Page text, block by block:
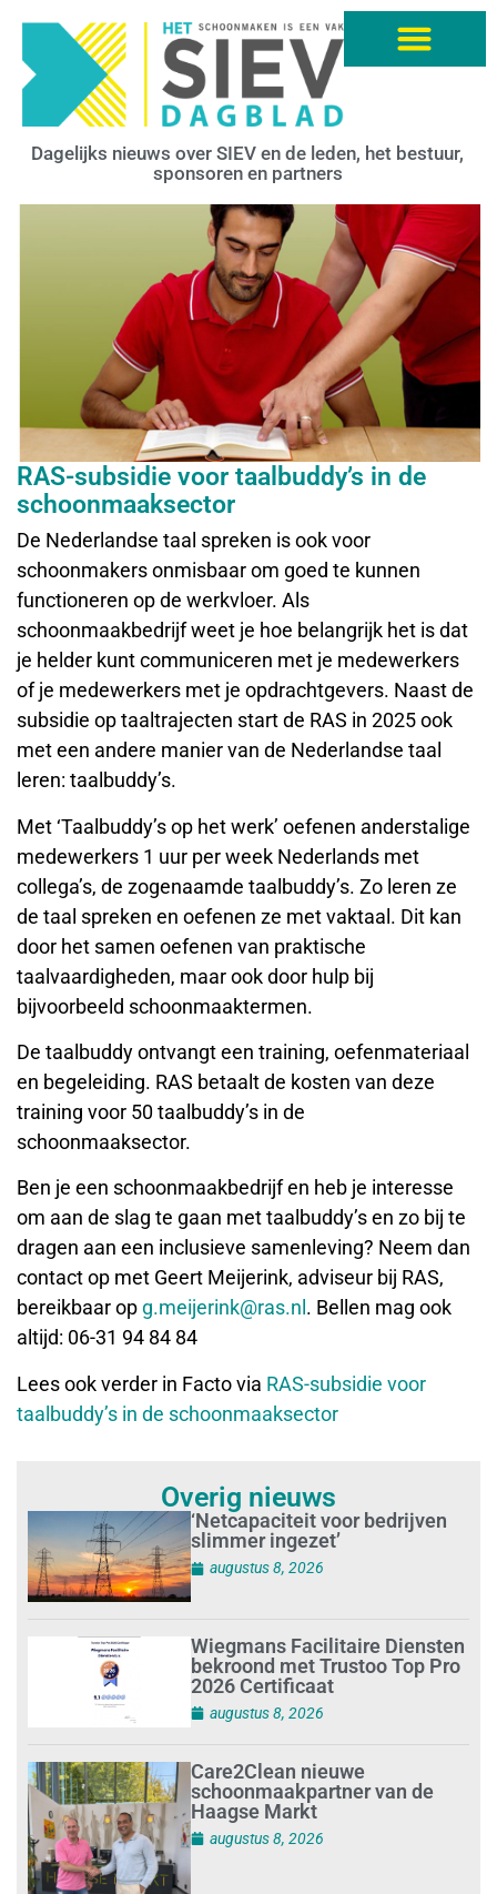
Dagelijks nieuws over SIEV en de leden, het bestuur,
sponsoren en partners
RAS-subsidie voor taalbuddy’s in de
schoonmaaksector
De Nederlandse taal spreken is ook voor
schoonmakers onmisbaar om goed te kunnen
functioneren op de werkvloer. Als
schoonmaakbedrijf weet je hoe belangrijk het is dat
je helder kunt communiceren met je medewerkers
of je medewerkers met je opdrachtgevers. Naast de
subsidie op taaltrajecten start de RAS in 2025 ook
met een andere manier van de Nederlandse taal
leren: taalbuddy’s.
Met ‘Taalbuddy’s op het werk’ oefenen anderstalige
medewerkers 1 uur per week Nederlands met
collega’s, de zogenaamde taalbuddy’s. Zo leren ze
de taal spreken en oefenen ze met vaktaal. Dit kan
door het samen oefenen van praktische
taalvaardigheden, maar ook door hulp bij
bijvoorbeeld schoonmaaktermen.
De taalbuddy ontvangt een training, oefenmateriaal
en begeleiding. RAS betaalt de kosten van deze
training voor 50 taalbuddy’s in de
schoonmaaksector.
Ben je een schoonmaakbedrijf en heb je interesse
om aan de slag te gaan met taalbuddy’s en zo bij te
dragen aan een inclusieve samenleving? Neem dan
contact op met Geert Meijerink, adviseur bij RAS,
bereikbaar op g.meijerink@ras.nl . Bellen mag ook
altijd: 06-31 94 84 84
Lees ook verder in Facto via RAS-subsidie voor
taalbuddy’s in de schoonmaaksector
Overig nieuws
‘Netcapaciteit voor bedrijven
slimmer ingezet’
augustus 8, 2026
Wiegmans Facilitaire Diensten
bekroond met Trustoo Top Pro
2026 Certificaat
augustus 8, 2026
Care2Clean nieuwe
schoonmaakpartner van de
Haagse Markt
augustus 8, 2026